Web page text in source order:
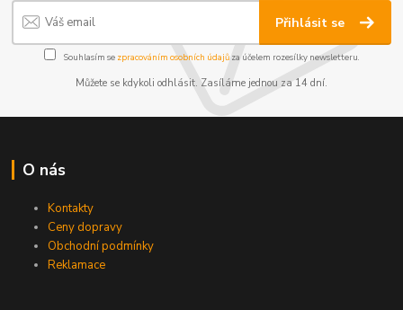
Přihlásit se
Souhlasím se zpracováním osobních údajůza účelem rozesílky newsletteru.
Můžete se kdykoli odhlásit. Zasíláme jednou za 14 dní.
O nás
Kontakty
Ceny dopravy
Obchodní podmínky
Reklamace